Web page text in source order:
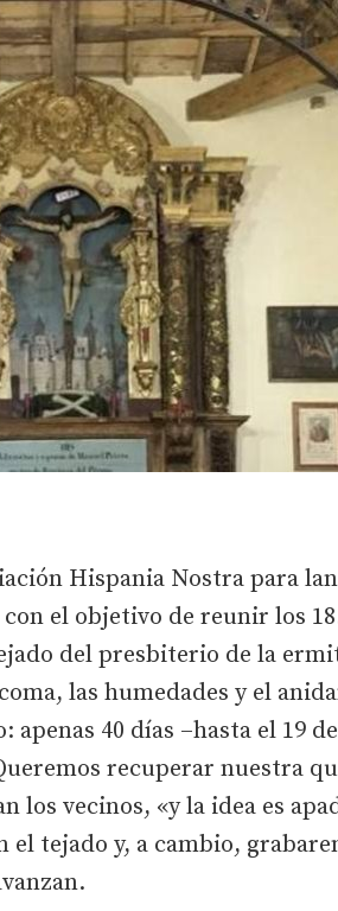
Hispania Nostra para
el objetivo de reunir los
del presbiterio de la
las humedades y el
40 días –hasta el 19
recuperar nuestra
los vecinos, «y la idea es
el tejado y, a cambio,